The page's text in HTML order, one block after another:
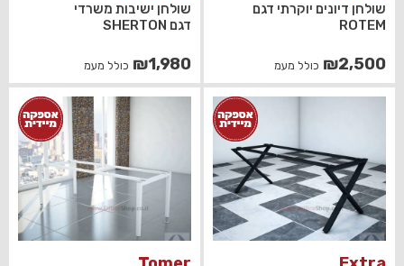
שולחן דיונים יוקרתי דגם
ROTEM
₪2,500 כולל מעמ
שולחן ישיבות משרדי
דגם SHERTON
₪1,980 כולל מעמ